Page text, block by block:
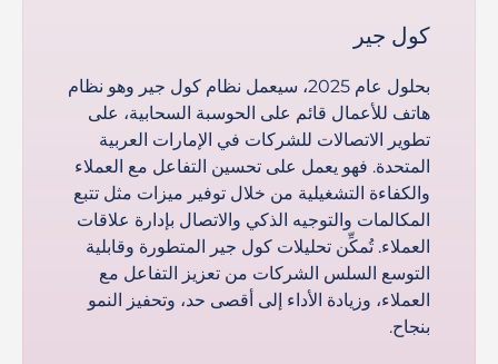
كول جير
بحلول عام 2025، سيعمل نظام كول جير وهو نظام
هاتف للأعمال قائم على الحوسبة السحابية، على
تطوير الاتصالات للشركات في الإمارات العربية
المتحدة. فهو يعمل على تحسين التفاعل مع العملاء
والكفاءة التشغيلية من خلال توفير ميزات مثل تتبع
المكالمات والتوجيه الذكي والاتصال بإدارة علاقات
العملاء. تُمكِّن تحليلات كول جير المتطورة وقابلية
التوسع السلس الشركات من تعزيز التفاعل مع
العملاء، وزيادة الأداء إلى أقصى حد، وتحفيز النمو
بنجاح.